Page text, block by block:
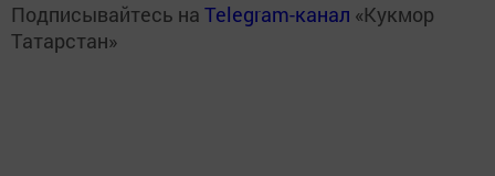
Подписывайтесь на Telegram-канал «Кукмор
Татарстан»